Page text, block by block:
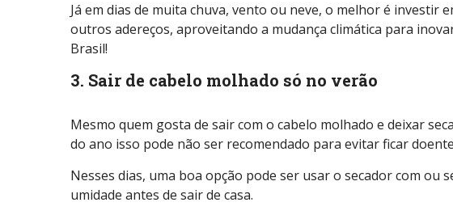
Já em dias de muita chuva, vento ou neve, o melhor é investir
outros adereços, aproveitando a mudança climática para
Brasil!
3. Sair de cabelo molhado só no verão
Mesmo quem gosta de sair com o cabelo molhado e deixar
do ano isso pode não ser recomendado para evitar ficar
Nesses dias, uma boa opção pode ser usar o secador com
umidade antes de sair de casa.